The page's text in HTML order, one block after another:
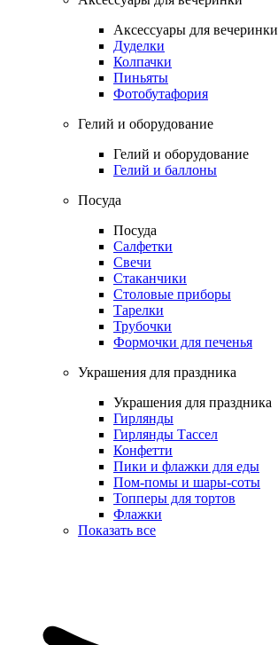
Аксессуары для вечеринки
Дуделки
Колпачки
Пиньяты
Фотобутафория
Гелий и оборудование
Гелий и оборудование
Гелий и баллоны
Посуда
Посуда
Салфетки
Свечи
Стаканчики
Столовые приборы
Тарелки
Трубочки
Формочки для печенья
Украшения для праздника
Украшения для праздника
Гирлянды
Гирлянды Тассел
Конфетти
Пики и флажки для еды
Пом-помы и шары-соты
Топперы для тортов
Флажки
Показать все